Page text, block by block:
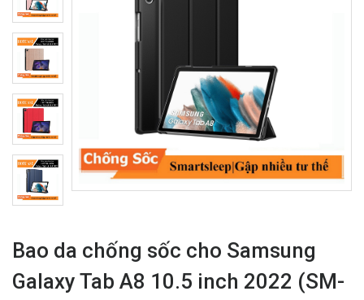
Bao da chống sốc cho Samsung
Galaxy Tab A8 10.5 inch 2022 (SM-